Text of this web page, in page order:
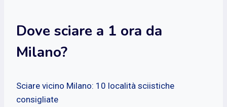
Dove sciare a 1 ora da
Milano?
Sciare vicino Milano: 10 località sciistiche
consigliate